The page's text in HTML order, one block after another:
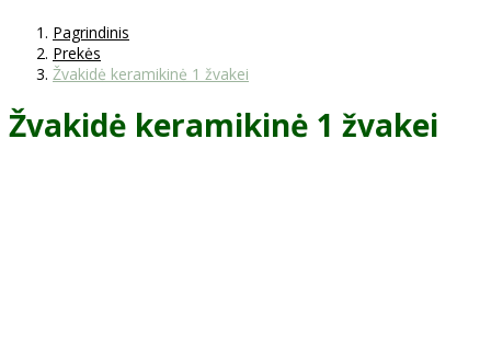
Pagrindinis
Prekės
Žvakidė keramikinė 1 žvakei
Žvakidė keramikinė 1 žvakei